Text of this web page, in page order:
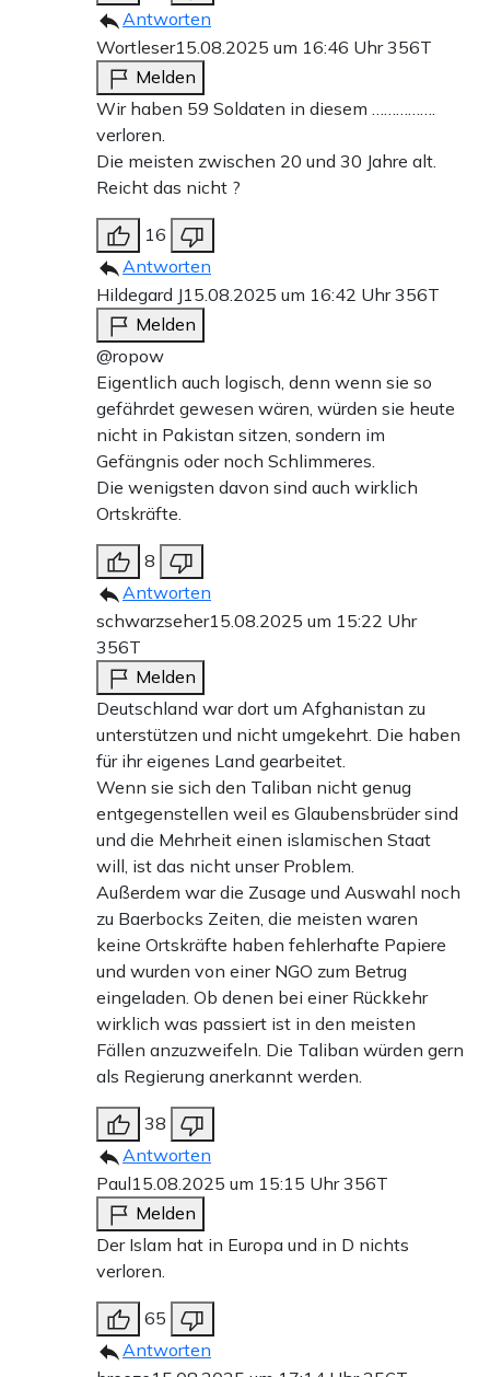
Antworten
Wortleser15.08.2025 um 16:46 Uhr356T
Melden
Wir haben 59 Soldaten in diesem …………….
verloren.
Die meisten zwischen 20 und 30 Jahre alt.
Reicht das nicht ?
16
Antworten
Hildegard J15.08.2025 um 16:42 Uhr356T
Melden
@ropow
Eigentlich auch logisch, denn wenn sie so
gefährdet gewesen wären, würden sie heute
nicht in Pakistan sitzen, sondern im
Gefängnis oder noch Schlimmeres.
Die wenigsten davon sind auch wirklich
Ortskräfte.
8
Antworten
schwarzseher15.08.2025 um 15:22 Uhr
356T
Melden
Deutschland war dort um Afghanistan zu
unterstützen und nicht umgekehrt. Die haben
für ihr eigenes Land gearbeitet.
Wenn sie sich den Taliban nicht genug
entgegenstellen weil es Glaubensbrüder sind
und die Mehrheit einen islamischen Staat
will, ist das nicht unser Problem.
Außerdem war die Zusage und Auswahl noch
zu Baerbocks Zeiten, die meisten waren
keine Ortskräfte haben fehlerhafte Papiere
und wurden von einer NGO zum Betrug
eingeladen. Ob denen bei einer Rückkehr
wirklich was passiert ist in den meisten
Fällen anzuzweifeln. Die Taliban würden gern
als Regierung anerkannt werden.
38
Antworten
Paul15.08.2025 um 15:15 Uhr356T
Melden
Der Islam hat in Europa und in D nichts
verloren.
65
Antworten